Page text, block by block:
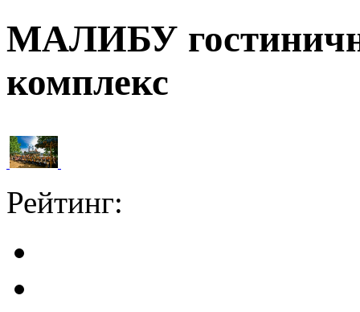
МАЛИБУ
комплекс
Рейтинг: